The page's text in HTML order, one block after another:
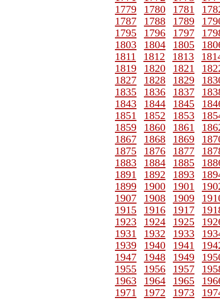
1779
1780 1781
1787
1788 1789
1795
1796 1797
1803
1804 1805
1811
1812 1813
1819
1820 1821
1827
1828 1829
1835
1836 1837
1843
1844 1845
1851
1852 1853
1859
1860 1861
1867
1868 1869
1875
1876 1877
1883
1884 1885
1891
1892 1893
1899
1900 1901
1907
1908 1909
1915
1916 1917
1923
1924 1925
1931
1932 1933
1939
1940 1941
1947
1948 1949
1955
1956 1957
1963
1964 1965
1971
1972 1973